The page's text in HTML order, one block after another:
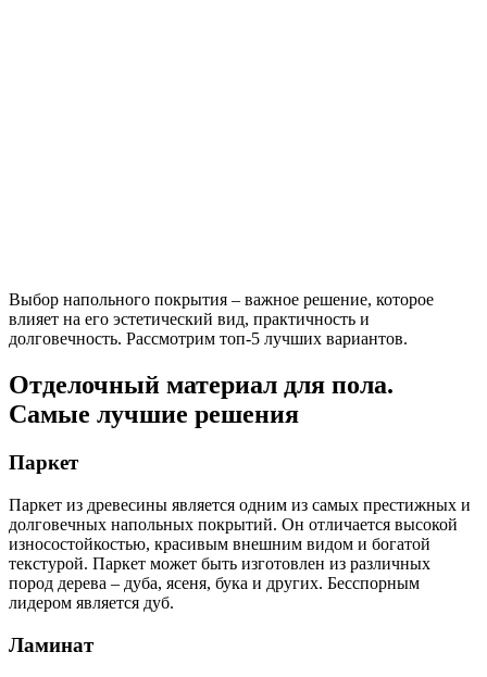
Выбор напольного покрытия – важное решение, которое
влияет на его эстетический вид, практичность и
долговечность. Рассмотрим топ-5 лучших вариантов.
Отделочный материал для пола.
Самые лучшие решения
Паркет
Паркет из древесины является одним из самых престижных и
долговечных напольных покрытий. Он отличается высокой
износостойкостью, красивым внешним видом и богатой
текстурой. Паркет может быть изготовлен из различных
пород дерева – дуба, ясеня, бука и других. Бесспорным
лидером является дуб.
Ламинат